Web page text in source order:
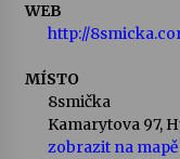
WEB
http://
MÍSTO
8smička
Kamarytova 97,
zobrazit na mapě